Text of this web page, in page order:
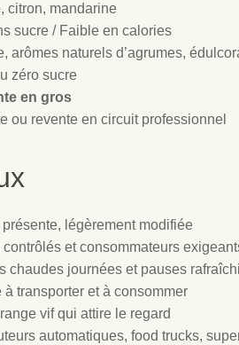
citron, mandarine
sucre / Faible en calories
arômes naturels d’agrumes,
zéro sucre
en gros
ou revente en circuit professionnel
légèrement modifiée
et consommateurs
chaudes journées et pauses
transporter et à consommer
vif qui attire le regard
automatiques, food trucks,